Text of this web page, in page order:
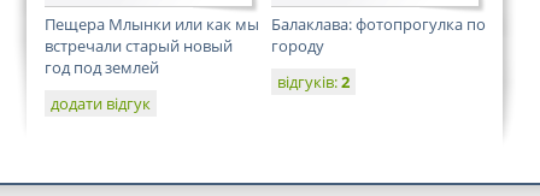
Пещера Млынки или как мы
встречали старый новый
год под землей
додати відгук
Балаклава: фотопрогулка по
городу
відгуків:2